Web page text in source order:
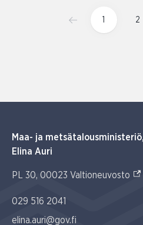
1 2
Maa- ja
Elina Auri
PL 30, 00023 Valtioneuvosto
029 516 2041
elina.auri@gov.fi